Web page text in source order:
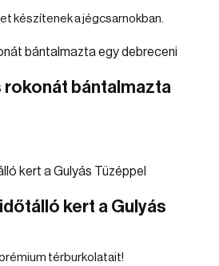
készítenek a jégcsarnokban.
rokonát bántalmazta
kert a Gulyás
térburkolatait!